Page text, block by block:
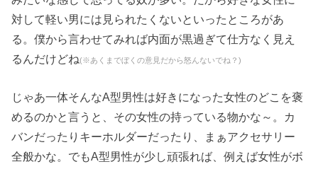
対して軽い男には見られたくないといったところがあ
る。僕から言わせてみれば内面が黒過ぎて仕方なく見え
るんだけどね(※あくまでぼくの意見だから怒んないでね？)
じゃあ一体そんなA型男性は好きになった女性のどこを褒
めるのかと言うと、その女性の持っている物かな～。カ
バンだったりキーホルダーだったり、まぁアクセサリー
全般かな。でもA型男性が少し頑張れば、例えば女性がボ